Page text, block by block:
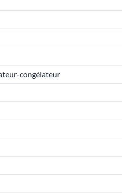
congélateur